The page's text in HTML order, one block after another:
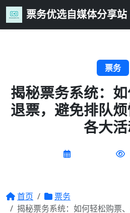
票务优选自媒体分享站
票务
揭秘票务系统：如
退票，避免排队
各大
首页
票务
揭秘票务系统：如何轻松购票